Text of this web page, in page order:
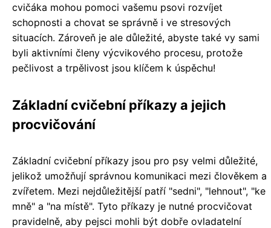
cvičáka mohou pomoci vašemu psovi rozvíjet
schopnosti a chovat se správně i ve stresových
situacích. Zároveň je ale důležité, abyste také vy sami
byli aktivními členy výcvikového procesu, protože
pečlivost a trpělivost jsou klíčem k úspěchu!
Základní cvičební příkazy a jejich
procvičování
Základní cvičební příkazy jsou pro psy velmi důležité,
jelikož umožňují správnou komunikaci mezi člověkem a
zvířetem. Mezi nejdůležitější patří "sedni", "lehnout", "ke
mně" a "na místě". Tyto příkazy je nutné procvičovat
pravidelně, aby pejsci mohli být dobře ovladatelní